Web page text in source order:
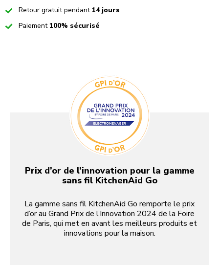
CheckedRetour gratuit pendant 14 jours
CheckedPaiement 100% sécurisé
Prix d’or de l’innovation pour la gamme
sans fil KitchenAid Go
La gamme sans fil KitchenAid Go remporte le prix
d’or au Grand Prix de l’Innovation 2024 de la Foire
de Paris, qui met en avant les meilleurs produits et
innovations pour la maison.